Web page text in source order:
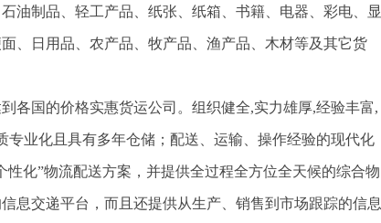
油制品、轻工产品、纸张、纸箱、书籍、电器、彩电、显
、日用品、农产品、牧产品、渔产品、木材等及其它货
各国的价格实惠货运公司。组织健全,实力雄厚,经验丰富,
业化且具有多年仓储；配送、运输、操作经验的现代化
化”物流配送方案，并提供全过程全方位全天候的综合物
息交递平台，而且还提供从生产、销售到市场跟踪的信息